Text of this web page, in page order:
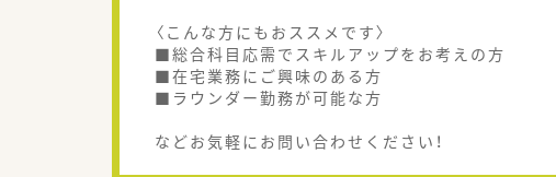
〈こんな方にもおススメです〉
■総合科目応需でスキルアップをお考えの方
■在宅業務にご興味のある方
■ラウンダー勤務が可能な方
などお気軽にお問い合わせください！